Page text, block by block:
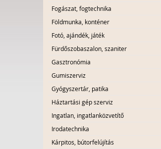
Fogászat, fogtechnika
Földmunka, konténer
Fotó, ajándék, játék
Fürdőszobaszalon, szaniter
Gasztronómia
Gumiszerviz
Gyógyszertár, patika
Háztartási gép szerviz
Ingatlan, ingatlanközvetítő
Irodatechnika
Kárpitos, bútorfelújítás